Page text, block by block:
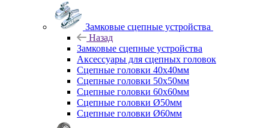
Замковые сцепные устройства
Назад
Замковые сцепные устройства
Аксессуары для сцепных головок
Сцепные головки 40x40мм
Сцепные головки 50x50мм
Сцепные головки 60x60мм
Сцепные головки Ø50мм
Сцепные головки Ø60мм